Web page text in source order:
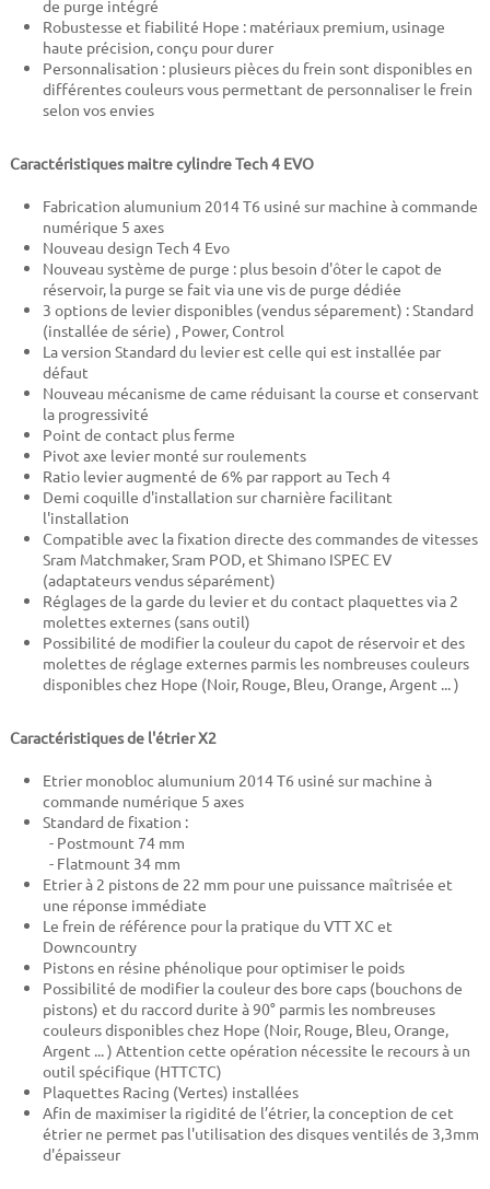
de purge intégré
Robustesse et fiabilité Hope : matériaux premium, usinage
haute précision, conçu pour durer
Personnalisation : plusieurs pièces du frein sont disponibles en
différentes couleurs vous permettant de personnaliser le frein
selon vos envies
Caractéristiques maitre cylindre Tech 4 EVO
Fabrication alumunium 2014 T6 usiné sur machine à commande
numérique 5 axes
Nouveau design Tech 4 Evo
Nouveau système de purge : plus besoin d'ôter le capot de
réservoir, la purge se fait via une vis de purge dédiée
3 options de levier disponibles (vendus séparement) : Standard
(installée de série) , Power, Control
La version Standard du levier est celle qui est installée par
défaut
Nouveau mécanisme de came réduisant la course et conservant
la progressivité
Point de contact plus ferme
Pivot axe levier monté sur roulements
Ratio levier augmenté de 6% par rapport au Tech 4
Demi coquille d'installation sur charnière facilitant
l'installation
Compatible avec la fixation directe des commandes de vitesses
Sram Matchmaker, Sram POD, et Shimano ISPEC EV
(adaptateurs vendus séparément)
Réglages de la garde du levier et du contact plaquettes via 2
molettes externes (sans outil)
Possibilité de modifier la couleur du capot de réservoir et des
molettes de réglage externes parmis les nombreuses couleurs
disponibles chez Hope (Noir, Rouge, Bleu, Orange, Argent ... )
Caractéristiques de l'étrier X2
Etrier monobloc alumunium 2014 T6 usiné sur machine à
commande numérique 5 axes
Standard de fixation :
- Postmount 74 mm
- Flatmount 34 mm
Etrier à 2 pistons de 22 mm pour une puissance maîtrisée et
une réponse immédiate
Le frein de référence pour la pratique du VTT XC et
Downcountry
Pistons en résine phénolique pour optimiser le poids
Possibilité de modifier la couleur des bore caps (bouchons de
pistons) et du raccord durite à 90° parmis les nombreuses
couleurs disponibles chez Hope (Noir, Rouge, Bleu, Orange,
Argent ... ) Attention cette opération nécessite le recours à un
outil spécifique (HTTCTC)
Plaquettes Racing (Vertes) installées
Afin de maximiser la rigidité de l’étrier, la conception de cet
étrier ne permet pas l'utilisation des disques ventilés de 3,3mm
d'épaisseur